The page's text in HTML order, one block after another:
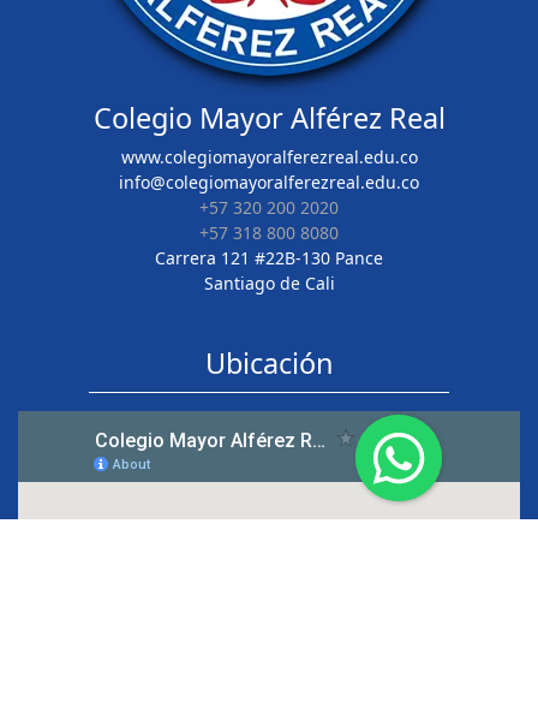
Colegio Mayor Alférez Real
www.colegiomayoralferezreal.edu.co
info@colegiomayoralferezreal.edu.co
+57 320 200 2020
+57 318 800 8080
Carrera 121 #22B-130 Pance
Santiago de Cali
Ubicación